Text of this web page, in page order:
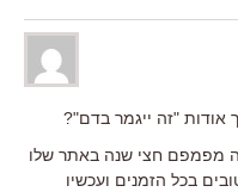
אודות "זה ייגמר בדם"?
מפמפם חצי שנה באתר שלו
בכל הזמנים ועכשיו